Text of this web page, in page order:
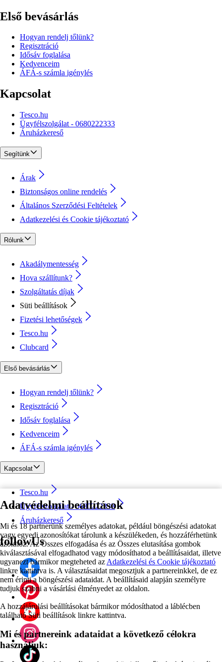
Adatvédelmi beállítások
Mi és 18 partnerünk személyes adatokat, például böngészési adatokat
vagy egyedi azonosítókat tárolunk a készülékeden, és hozzáférhetünk
azokhoz. Az Összes elfogadása és az Összes elutasítása gombok
kiválasztásával elfogadhatod vagy módosíthatod a beállításaidat, illetve
ugyanezt bármikor megteheted az Adatkezelési és Cookie tájékoztató
linkre kattintva is. A választásaidat megosztjuk a partnereinkkel, de ez
nem érinti a böngészési adataidat. A beállításaid alapján személyre
tudjuk szabni a vásárlási élményedet az oldalon.
A hozzájárulási beállításokat bármikor módosíthatod a láblécben
található Süti beállítások linkre kattintva.
Mi és partnereink adataidat a következő célokra
használjuk:
Első bevásárlás
Hogyan rendelj tőlünk?
Regisztráció
Idősáv foglalása
Kedvenceim
ÁFÁ-s számla igénylés
Kapcsolat
Tesco.hu
Ügyfélszolgálat - 0680222333
Áruházkereső
Segítünk
Árak
Biztonságos online rendelés
Általános Szerződési Feltételek
Adatkezelési és Cookie tájékoztató
Rólunk
Akadálymentesség
Hova szállítunk?
Szolgáltatás díjak
Süti beállítások
Fizetési lehetőségek
Tesco.hu
Clubcard
Első bevásárlás
Hogyan rendelj tőlünk?
Regisztráció
Idősáv foglalása
Kedvenceim
ÁFÁ-s számla igénylés
Kapcsolat
Tesco.hu
Ügyfélszolgálat - 0680222333
Áruházkereső
followUs